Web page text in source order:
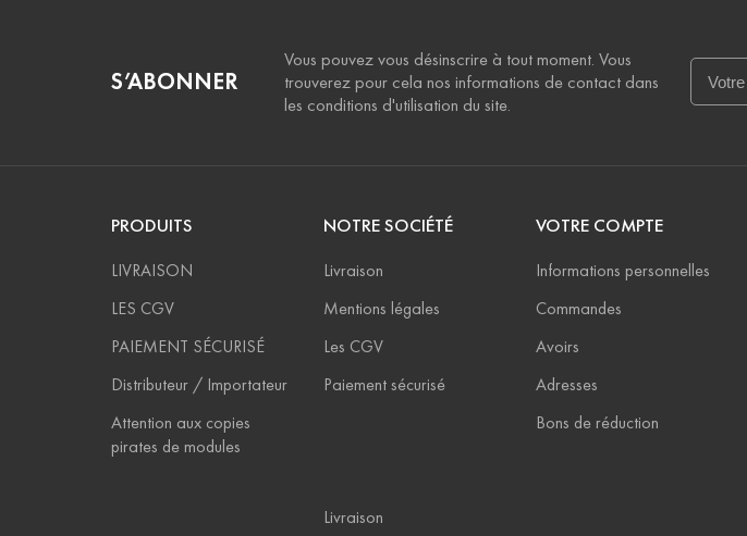
S’ABONNER
Vous pouvez vous désinscrire à tout moment. Vous
trouverez pour cela nos informations de contact dans
les conditions d'utilisation du site.
PRODUITS
LIVRAISON
LES CGV
PAIEMENT SÉCURISÉ
Distributeur / Importateur
Attention aux copies
pirates de modules
NOTRE SOCIÉTÉ
Livraison
Mentions légales
Les CGV
Paiement sécurisé
Livraison
VOTRE COMPTE
Informations personnelles
Commandes
Avoirs
Adresses
Bons de réduction